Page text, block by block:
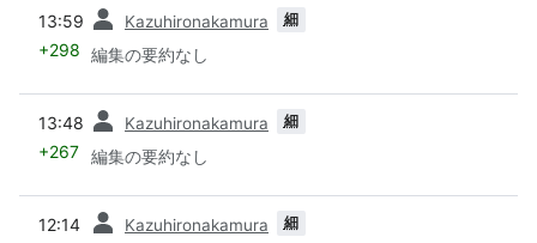
13:59 Kazuhironakamura 細
+298 編集の要約なし
13:48 Kazuhironakamura 細
+267 編集の要約なし
12:14 Kazuhironakamura 細